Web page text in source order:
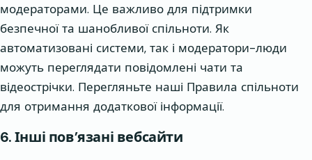
модераторами. Це важливо для підтримки
безпечної та шанобливої спільноти. Як
автоматизовані системи, так і модератори-люди
можуть переглядати повідомлені чати та
відеострічки. Перегляньте наші Правила спільноти
для отримання додаткової інформації.
6. Інші пов’язані вебсайти